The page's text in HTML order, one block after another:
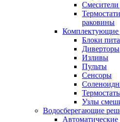
раковины
Комплектующие
Блоки
Диверторы
Изливы
Пульты
Сенсоры
Узлы
Водосберегающие